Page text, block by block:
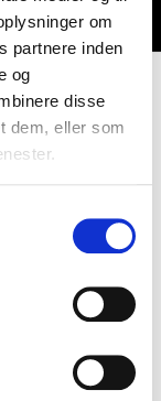
om
partnere inden
og
disse
dem, eller som
traditionen tro,
interesserede til
maj fra 19.00 -
dramahold